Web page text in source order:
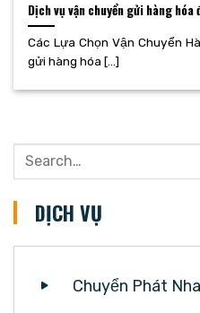
Dịch vụ vận chuyển gửi hàng hóa
Các Lựa Chọn Vận Chuyển
gửi hàng hóa [...]
DỊCH VỤ
Chuyển Phát